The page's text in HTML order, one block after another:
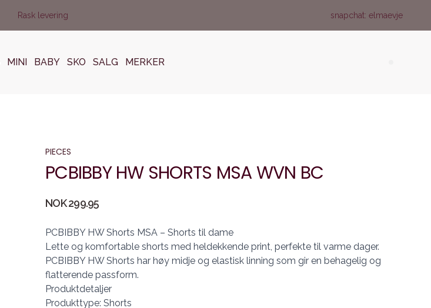
Rask levering snapchat: elmaevje
MINI BABY SKO SALG MERKER
PIECES
PCBIBBY HW SHORTS MSA WVN BC
Produktdetaljer
NOK 299.95
Description
PCBIBBY HW Shorts MSA – Shorts til dame
Lette og komfortable shorts med heldekkende print, perfekte til varme dager.
PCBIBBY HW Shorts har høy midje og elastisk linning som gir en behagelig og
flatterende passform.
Produktdetaljer
Produkttype: Shorts